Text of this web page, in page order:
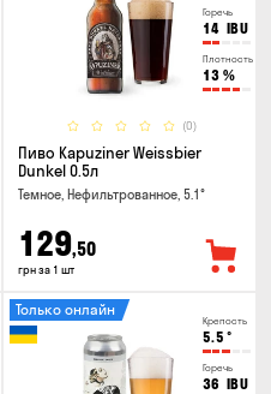
Горечь
14 IBU
Плотность
13 %
(0)
Пиво Kapuziner Weissbier
Dunkel 0.5л
Темное, Нефильтрованное, 5.1°
129,50
грн за 1 шт
Крепость
5.5 °
Горечь
36 IBU
Только онлайн